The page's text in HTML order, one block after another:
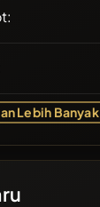
Lebih Banyak